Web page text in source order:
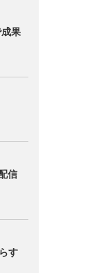
果
信
す